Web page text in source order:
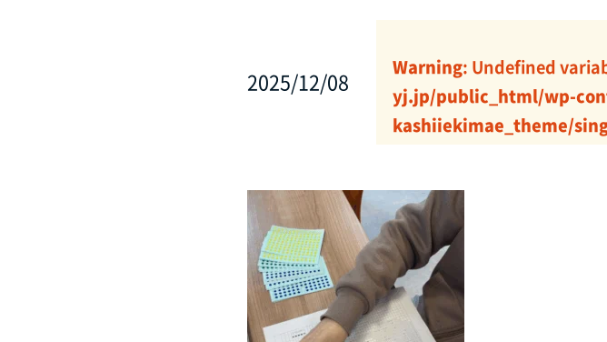
2025/12/08
Warning: Undefined
yj.jp/public_html/wp-
kashiiekimae_theme/